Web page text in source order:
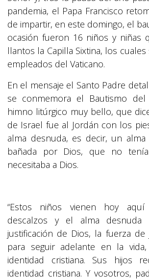
pandemia, el Papa Francisco
de impartir, en este domingo, el
ocasión fueron 16 niños y niñas
llantos la Capilla Sixtina, los
empleados del Vaticano.
En el mensaje el Santo Padre
se conmemora el Bautismo
himno litúrgico muy bello, que
de Israel fue al Jordán con los
alma desnuda, es decir, un
bañada por Dios, que no
necesitaba a Dios.
“Estos niños vienen hoy
descalzos y el alma desnuda
justificación de Dios, la fuerza de
para seguir adelante en la
identidad cristiana. Sus hijos
identidad cristiana. Y vosotros,